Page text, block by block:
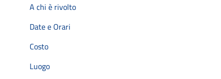
A chi è rivolto
Date e Orari
Costo
Luogo